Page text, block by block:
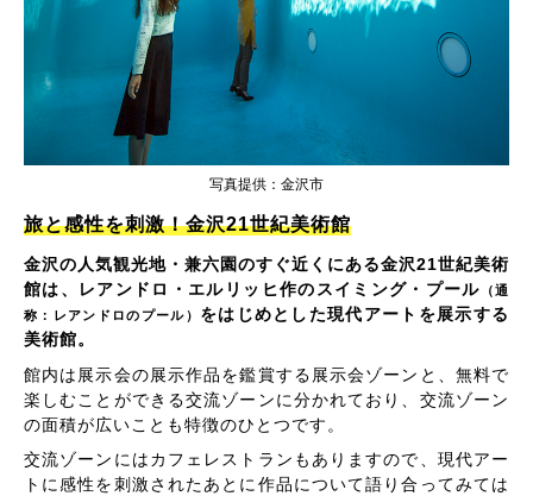
旅と感性を刺激！金沢21世紀美術館
金沢の人気観光地・兼六園のすぐ近くにある金沢21世紀美術
館は、レアンドロ・エルリッヒ作のスイミング・プール （通
称：レアンドロのプール） をはじめとした現代アートを展示する
美術館。
館内は展示会の展示作品を鑑賞する展示会ゾーンと、無料で
楽しむことができる交流ゾーンに分かれており、交流ゾーン
の面積が広いことも特徴のひとつです。
交流ゾーンにはカフェレストランもありますので、現代アー
トに感性を刺激されたあとに作品について語り合ってみては
写真提供：金沢市